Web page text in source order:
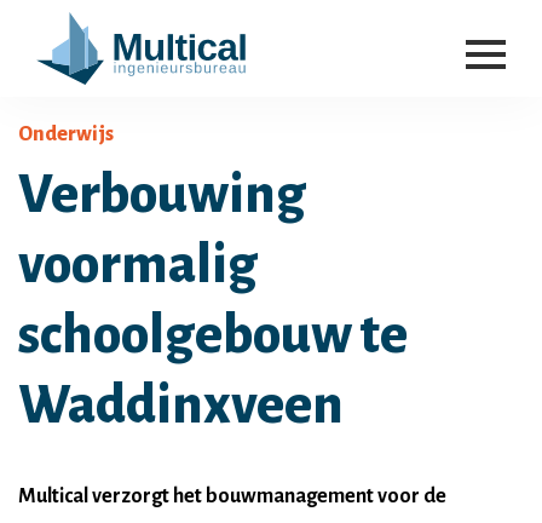
Onderwijs
Verbouwing
voormalig
schoolgebouw te
Waddinxveen
Multical verzorgt het bouwmanagement voor de